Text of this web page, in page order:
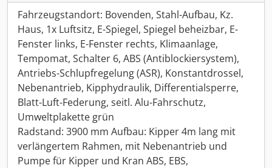
Fahrzeugstandort: Bovenden, Stahl-Aufbau, Kz.
Haus, 1x Luftsitz, E-Spiegel, Spiegel beheizbar, E-
Fenster links, E-Fenster rechts, Klimaanlage,
Tempomat, Schalter 6, ABS (Antiblockiersystem),
Antriebs-Schlupfregelung (ASR), Konstantdrossel,
Nebenantrieb, Kipphydraulik, Differentialsperre,
Blatt-Luft-Federung, seitl. Alu-Fahrschutz,
Umweltplakette grün
Radstand: 3900 mm Aufbau: Kipper 4m lang mit
verlängertem Rahmen, mit Nebenantrieb und
Pumpe für Kipper und Kran ABS, EBS,